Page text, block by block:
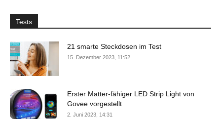
Tests
21 smarte Steckdosen im Test
15. Dezember 2023, 11:52
Erster Matter-fähiger LED Strip Light von
Govee vorgestellt
2. Juni 2023, 14:31